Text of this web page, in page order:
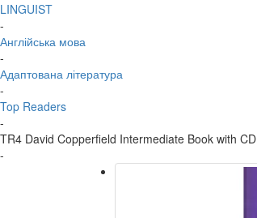
LINGUIST
-
Англійська мова
-
Адаптована література
-
Top Readers
-
TR4 David Copperfield Intermediate Book with CD
-